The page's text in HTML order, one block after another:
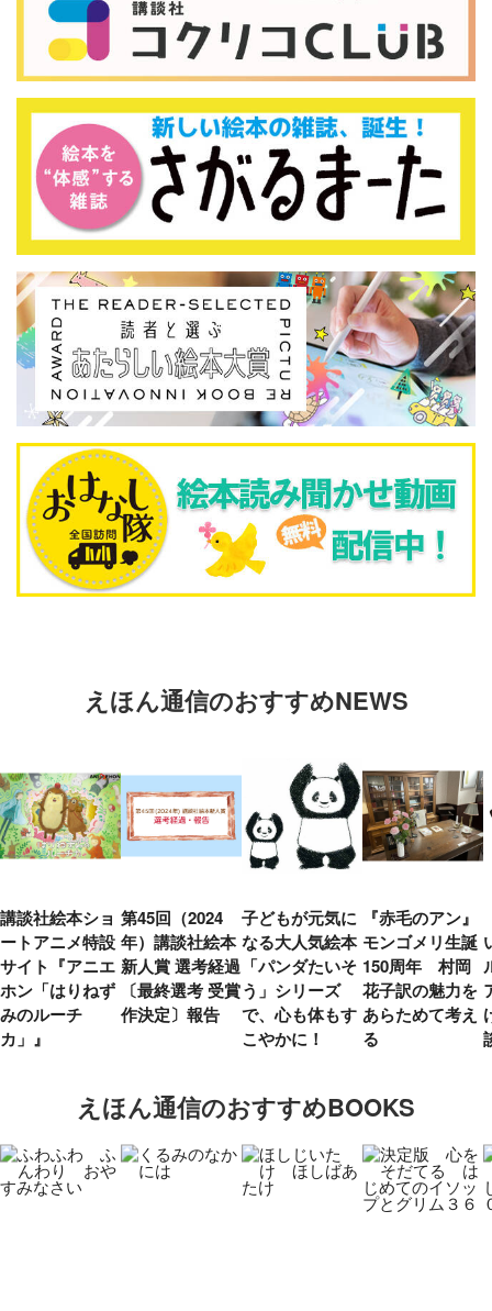
えほん通信のおすすめNEWS
講談社絵本ショ
ートアニメ特設
サイト『アニエ
ホン「はりねず
みのルーチ
カ」』
第45回（2024
年）講談社絵本
新人賞 選考経過
〔最終選考 受賞
作決定〕報告
子どもが元気に
なる大人気絵本
「パンダたいそ
う」シリーズ
で、心も体もす
こやかに！
『赤毛のアン』
モンゴメリ生誕
150周年 村岡
花子訳の魅力を
あらためて考え
る
えほん通信のおすすめBOOKS